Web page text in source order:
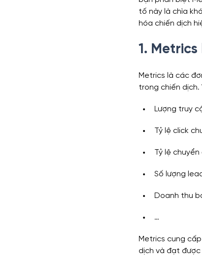
Series Phân tích dữ liệu
tố này là chìa
hóa chiến dịch
1.
Metrics là các
trong chiến dịch.
Lượng truy
Tỷ lệ click
Tỷ lệ chuyển
Số lượng
Doanh thu
…
Metrics cung
dịch và đạt